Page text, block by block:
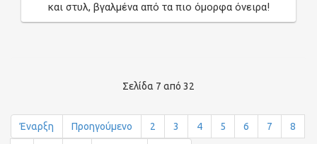
και στυλ, βγαλμένα από τα πιο όμορφα όνειρα!
Σελίδα 7 από 32
Έναρξη Προηγούμενο 2 3 4 5 6 7 8